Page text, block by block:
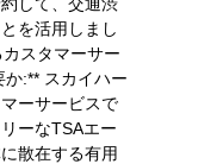
を活用しまし
スタマーサー
か:** スカイハー
ーサービスで
ーなTSAエー
散在する有用